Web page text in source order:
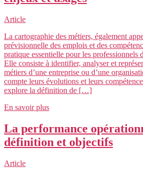
Article
La cartographie des métiers, également
prévisionnelle des emplois et des
pratique essentielle pour les professionnels
Elle consiste à identifier, analyser et
métiers d’une entreprise ou d’une
compte leurs évolutions et leurs
explore la définition de […]
En savoir plus
La performance
définition et objectifs
Article